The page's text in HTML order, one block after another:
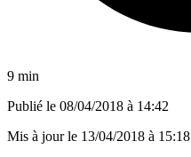
9 min
Publié le 08/04/2018 à 14:42
Mis à jour le 13/04/2018 à 15:18